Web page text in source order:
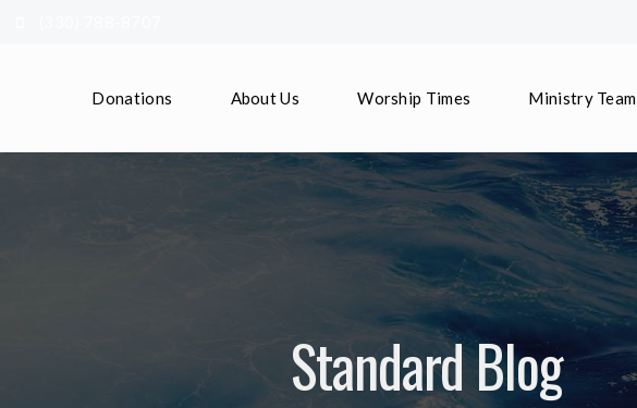
Donations About Us Worship Times Ministry Team
Standard Blog